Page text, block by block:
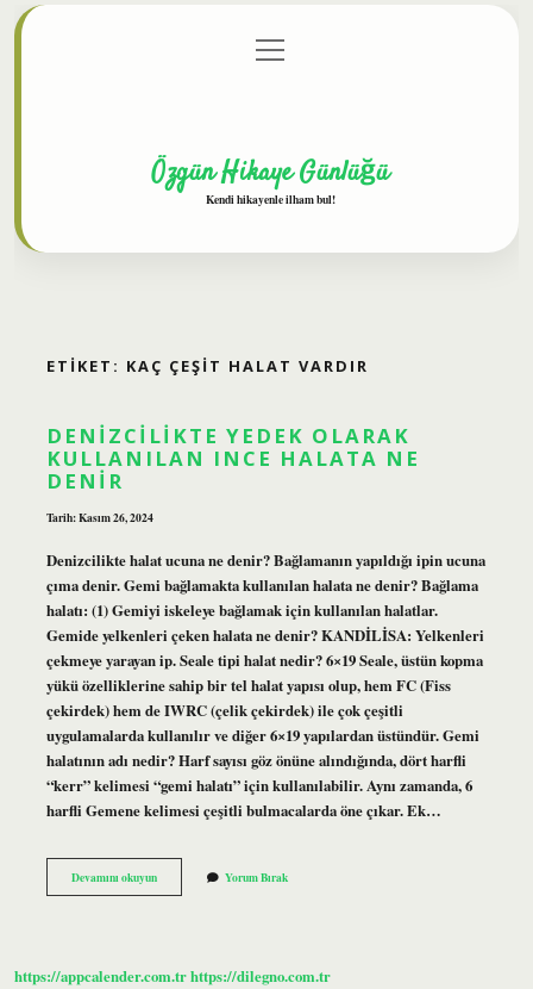
Gizlilik Politikası
menüyü
aç
Özgün Hikaye Günlüğü
Kendi hikayenle ilham bul!
ETIKET: KAÇ ÇEŞIT HALAT VARDIR
DENIZCILIKTE YEDEK OLARAK
KULLANILAN INCE HALATA NE
DENIR
Tarih: Kasım 26, 2024
Denizcilikte halat ucuna ne denir? Bağlamanın yapıldığı ipin ucuna
çıma denir. Gemi bağlamakta kullanılan halata ne denir? Bağlama
halatı: (1) Gemiyi iskeleye bağlamak için kullanılan halatlar.
Gemide yelkenleri çeken halata ne denir? KANDİLİSA: Yelkenleri
çekmeye yarayan ip. Seale tipi halat nedir? 6×19 Seale, üstün kopma
yükü özelliklerine sahip bir tel halat yapısı olup, hem FC (Fiss
çekirdek) hem de IWRC (çelik çekirdek) ile çok çeşitli
uygulamalarda kullanılır ve diğer 6×19 yapılardan üstündür. Gemi
halatının adı nedir? Harf sayısı göz önüne alındığında, dört harfli
“kerr” kelimesi “gemi halatı” için kullanılabilir. Aynı zamanda, 6
harfli Gemene kelimesi çeşitli bulmacalarda öne çıkar. Ek…
Devamını okuyunDenizcilikte
Yedek
Ne
Yorum Bırak
https://appcalender.com.trhttps://dilegno.com.tr